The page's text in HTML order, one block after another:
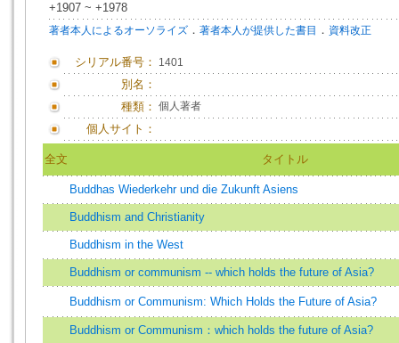
+1907 ~ +1978
著者本人によるオーソライズ ． 著者本人が提供した書目 ． 資料改正
シリアル番号： 1401
別名：
種類： 個人著者
個人サイト：
全文 タイトル
Buddhas Wiederkehr und die Zukunft Asiens
Buddhism and Christianity
Buddhism in the West
Buddhism or communism -- which holds the future of Asia?
Buddhism or Communism: Which Holds the Future of Asia?
Buddhism or Communism：which holds the future of Asia?